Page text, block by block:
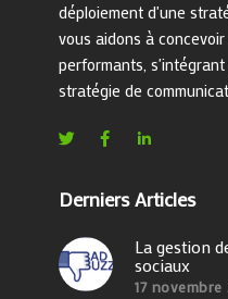
déploiement d'une
vous aidons à
performants,
stratégie de
Derniers Articles
La gestion
sociaux
17 novembre